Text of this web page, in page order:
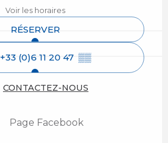
Voir les horaires
RÉSERVER
+33 (0)6 11 20 47 ▒▒
CONTACTEZ-NOUS
Page Facebook